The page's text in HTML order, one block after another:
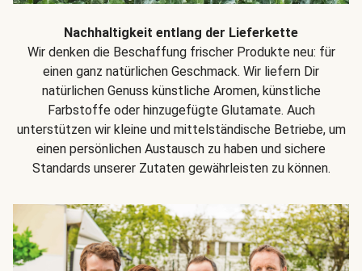
Nachhaltigkeit entlang der Lieferkette
Wir denken die Beschaffung frischer Produkte neu: für
einen ganz natürlichen Geschmack. Wir liefern Dir
natürlichen Genuss künstliche Aromen, künstliche
Farbstoffe oder hinzugefügte Glutamate. Auch
unterstützen wir kleine und mittelständische Betriebe, um
einen persönlichen Austausch zu haben und sichere
Standards unserer Zutaten gewährleisten zu können.